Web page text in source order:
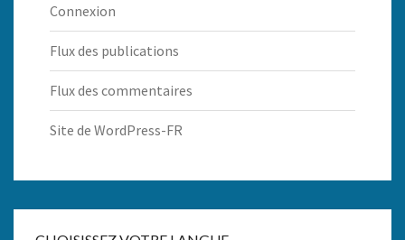
Connexion
Flux des publications
Flux des commentaires
Site de WordPress-FR